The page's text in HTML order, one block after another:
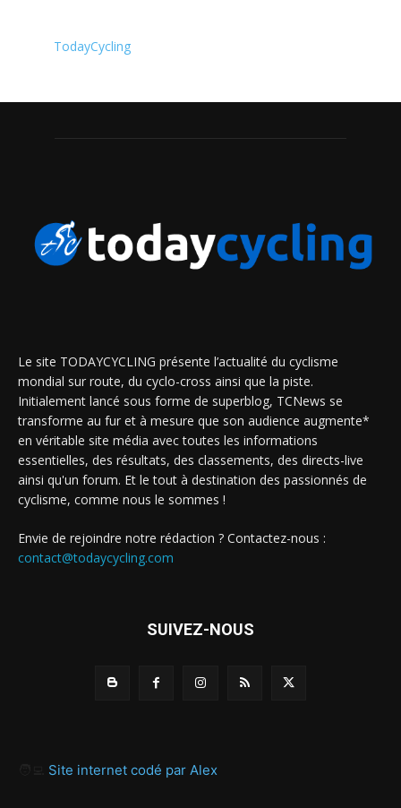
TodayCycling
Le site TODAYCYCLING présente l’actualité du cyclisme
mondial sur route, du cyclo-cross ainsi que la piste.
Initialement lancé sous forme de superblog, TCNews se
transforme au fur et à mesure que son audience augmente*
en véritable site média avec toutes les informations
essentielles, des résultats, des classements, des directs-live
ainsi qu'un forum. Et le tout à destination des passionnés de
cyclisme, comme nous le sommes !
Envie de rejoindre notre rédaction ? Contactez-nous :
contact@todaycycling.com
SUIVEZ-NOUS
Site internet codé par Alex